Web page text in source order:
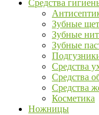
Средства
Зубные
Зубные
Зубные
Средства
Средства
Средства
Косметика
Ножницы